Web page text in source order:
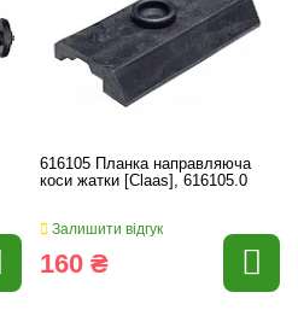
616105 Планка направляюча
коси жатки [Claas], 616105.0
Залишити відгук
160 ₴